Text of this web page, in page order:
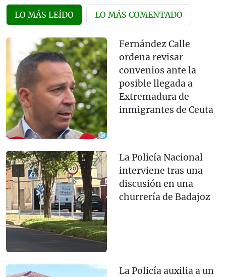
LO MÁS LEÍDO LO MÁS COMENTADO
Fernández Calle
ordena revisar
convenios ante la
posible llegada a
Extremadura de
inmigrantes de Ceuta
La Policía Nacional
interviene tras una
discusión en una
churrería de Badajoz
La Policía auxilia a un